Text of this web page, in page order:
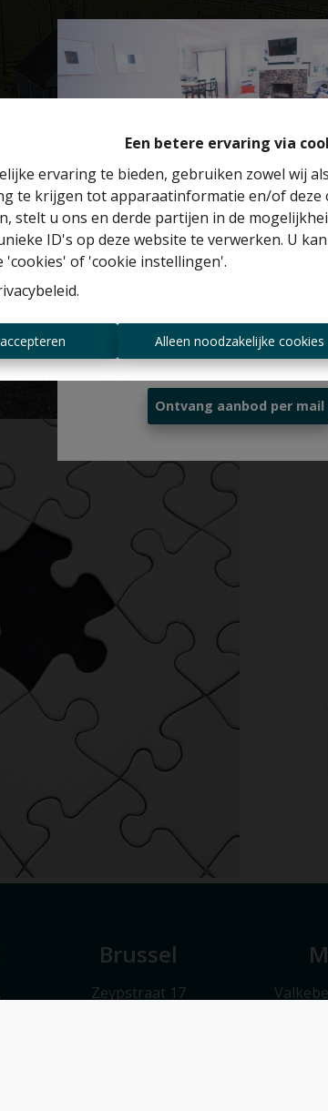
Een betere ervaring via
ervaring te bieden, gebruiken zowel wij
te krijgen tot apparaatinformatie en/of deze
stelt u ons en derde partijen in de
ID's op deze website te verwerken. U
'cookies' of 'cookie instellingen'.
.
Alleen noodzakelijke cookies
Brussel
Zeypstraat 17
Benieuwd naar de waarde van
Altijd als eerste op de hoogte
nieuwe aanbiedingen?
Ontvang aanbod per mail